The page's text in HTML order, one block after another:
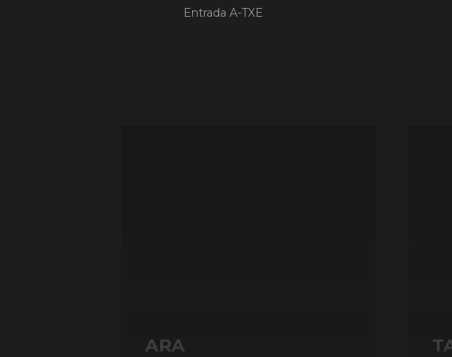
Entrada A-TXE
ARA